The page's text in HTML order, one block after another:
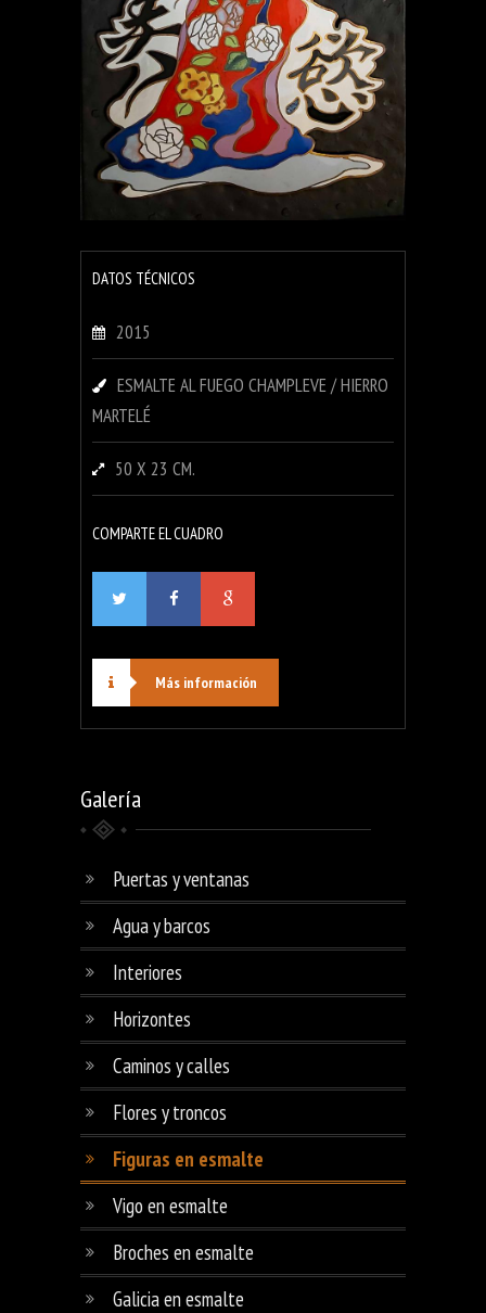
DATOS TÉCNICOS
2015
ESMALTE AL FUEGO CHAMPLEVE / HIERRO
MARTELÉ
50 X 23 CM.
COMPARTE EL CUADRO
Más información
Galería
Puertas y ventanas
Agua y barcos
Interiores
Horizontes
Caminos y calles
Flores y troncos
Figuras en esmalte
Vigo en esmalte
Broches en esmalte
Galicia en esmalte